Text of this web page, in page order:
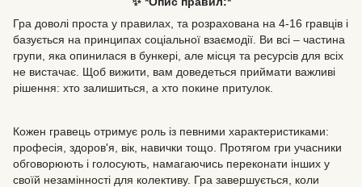
Гра доволі проста у правилах, та розрахована на 4-16 гравців і
базується на принципах соціальної взаємодії. Ви всі – частина
групи, яка опинилася в бункері, але місця та ресурсів для всіх
не вистачає. Щоб вижити, вам доведеться приймати важливі
рішення: хто залишиться, а хто покине притулок.
Кожен гравець отримує роль із певними характеристиками:
професія, здоров'я, вік, навички тощо. Протягом гри учасники
обговорюють і голосують, намагаючись переконати інших у
своїй незамінності для колективу. Гра завершується, коли